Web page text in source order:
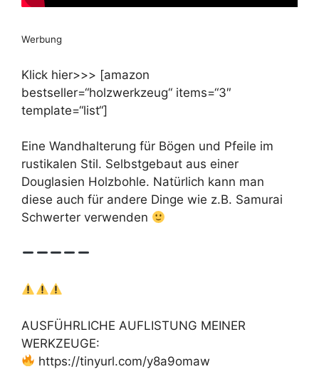
Werbung
Klick hier>>> [amazon
bestseller=“holzwerkzeug“ items=“3″
template=“list“]
Eine Wandhalterung für Bögen und Pfeile im
rustikalen Stil. Selbstgebaut aus einer
Douglasien Holzbohle. Natürlich kann man
diese auch für andere Dinge wie z.B. Samurai
Schwerter verwenden
AUSFÜHRLICHE AUFLISTUNG MEINER
WERKZEUGE:
https://tinyurl.com/y8a9omaw